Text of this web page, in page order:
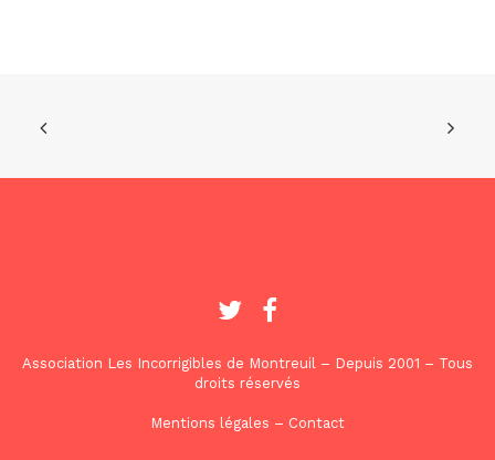
Association Les Incorrigibles de Montreuil – Depuis 2001 – Tous
droits réservés
Mentions légales – Contact